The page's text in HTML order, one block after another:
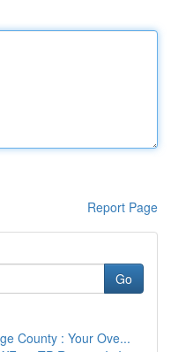
Report Page
Go
County : Your Ove...